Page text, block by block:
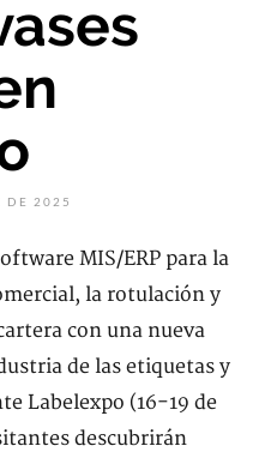
DE 2025
MIS/ERP para la
la rotulación y
con una nueva
de las etiquetas y
Labelexpo (16-19 de
descubrirán